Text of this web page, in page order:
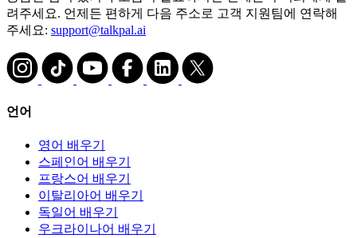
려주세요. 언제든 편하게 다음 주소로 고객 지원팀에 연락해
주세요: support@talkpal.ai
언어
영어 배우기
스페인어 배우기
프랑스어 배우기
이탈리아어 배우기
독일어 배우기
우크라이나어 배우기